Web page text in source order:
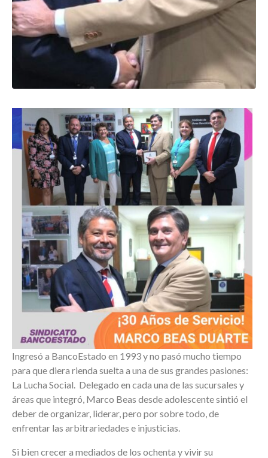
Ingresó a BancoEstado en 1993 y no pasó mucho tiempo
para que diera rienda suelta a una de sus grandes pasiones:
La Lucha Social. Delegado en cada una de las sucursales y
áreas que integró, Marco Beas desde adolescente sintió el
deber de organizar, liderar, pero por sobre todo, de
enfrentar las arbitrariedades e injusticias.
Si bien crecer a mediados de los ochenta y vivir su